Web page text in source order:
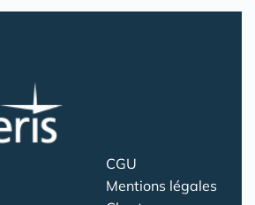
CGU
Mentions légales